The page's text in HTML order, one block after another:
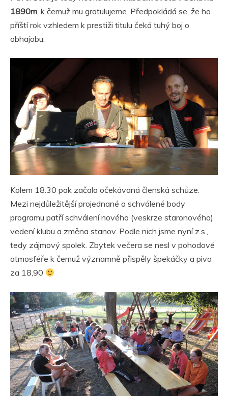
1890m, k čemuž mu gratulujeme. Předpokládá se, že ho
příští rok vzhledem k prestiži titulu čeká tuhý boj o
obhajobu.
Kolem 18.30 pak začala očekávaná členská schůze.
Mezi nejdůležitější projednané a schválené body
programu patří schválení nového (veskrze staronového)
vedení klubu a změna stanov. Podle nich jsme nyní z.s.,
tedy zájmový spolek. Zbytek večera se nesl v pohodové
atmosféře k čemuž významně přispěly špekáčky a pivo
za 18,90